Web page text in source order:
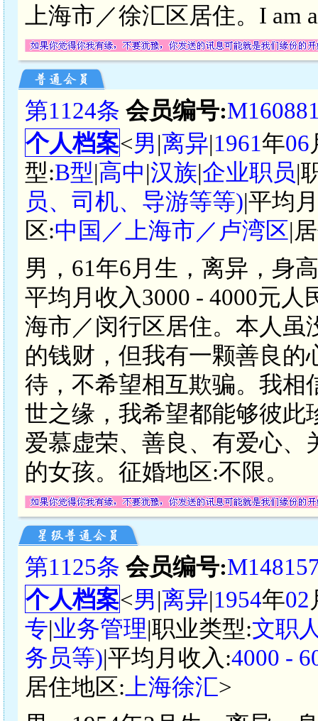
上海市／徐汇区居住。I am
第1124条 会员编号:
个人档案<男|离异|1961年06
型:B型|高中|汉族|企业职员|
员、司机、导游等等)|平均
区:中国／上海市／卢湾区|
男，61年6月生，离异，身
平均月收入3000 - 4000元
海市／闵行区居住。本人虽
的钱财，但我有一颗善良
待，不希望相互欺骗。我相
世之缘，我希望都能够彼此
爱慕虚荣、善良、有爱心、
的女孩。征婚地区:不限。
第1125条 会员编号:
个人档案<男|离异|1954年02
专|业务管理|职业类型:文职
务员等)|平均月收入:4000 -
居住地区: 上海徐汇>